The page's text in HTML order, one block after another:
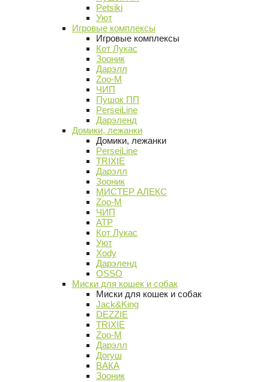
Petsiki
Уют
Игровые комплексы
Игровые комплексы
Кот Лукас
Зооник
Дарэлл
Zoo-M
ЧИП
Пушок ПП
PerseiLine
Дарэленд
Домики, лежанки
Домики, лежанки
PerseiLine
TRIXIE
Дарэлл
Зооник
МИСТЕР АЛЕКС
Zoo-M
ЧИП
АТР
Кот Лукас
Уют
Xody
Дарэленд
OSSO
Миски для кошек и собак
Миски для кошек и собак
Jack&King
DEZZIE
TRIXIE
Zoo-M
Дарэлл
Догуш
ВАКА
Зооник